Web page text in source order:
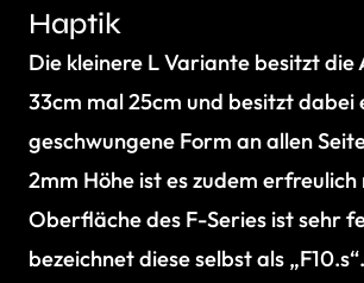
Haptik
Die kleinere L Variante besitzt die
33cm mal 25cm und besitzt dabei
geschwungene Form an allen
2mm Höhe ist es zudem
Oberfläche des F-Series ist sehr
bezeichnet diese selbst als